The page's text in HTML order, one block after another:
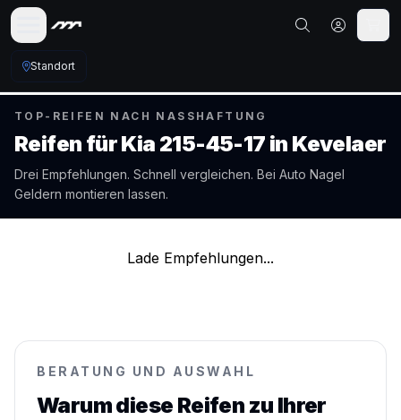
Standort
TOP-REIFEN NACH NASSHAFTUNG
Reifen fürKia 215-45-17 in Kevelaer
Drei Empfehlungen. Schnell vergleichen. Bei Auto Nagel
Geldern montieren lassen.
Lade Empfehlungen...
BERATUNG UND AUSWAHL
Warum diese Reifen zu Ihrer